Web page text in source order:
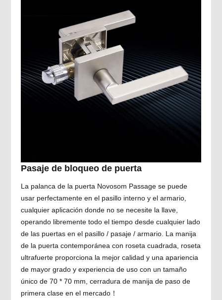
Pasaje de bloqueo de puerta
La palanca de la puerta Novosom Passage se puede
usar perfectamente en el pasillo interno y el armario,
cualquier aplicación donde no se necesite la llave,
operando libremente todo el tiempo desde cualquier lado
de las puertas en el pasillo / pasaje / armario. La manija
de la puerta contemporánea con roseta cuadrada, roseta
ultrafuerte proporciona la mejor calidad y una apariencia
de mayor grado y experiencia de uso con un tamaño
único de 70 * 70 mm, cerradura de manija de paso de
primera clase en el mercado！